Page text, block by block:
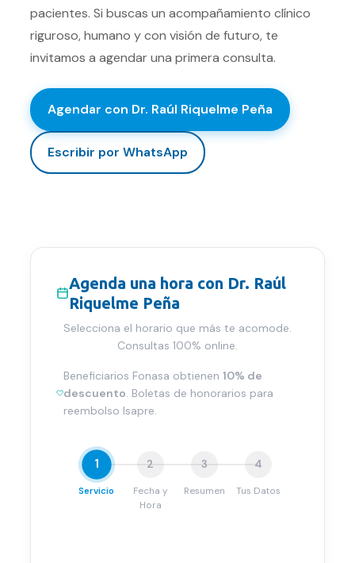
pacientes. Si buscas un acompañamiento clínico
riguroso, humano y con visión de futuro, te
invitamos a agendar una primera consulta.
Agendar con Dr. Raúl Riquelme Peña
Escribir por WhatsApp
Agenda una hora con Dr. Raúl
Riquelme Peña
Selecciona el horario que más te acomode.
Consultas 100% online.
Beneficiarios Fonasa obtienen 10% de
descuento . Boletas de honorarios para
reembolso Isapre.
1
Servicio
2
Fecha y
Hora
3
Resumen
4
Tus Datos